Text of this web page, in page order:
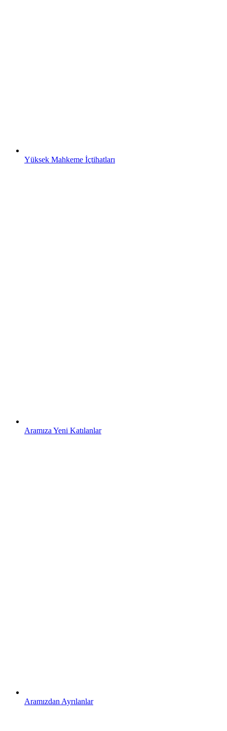
Yüksek Mahkeme İçtihatları
Aramıza Yeni Katılanlar
Aramızdan Ayrılanlar